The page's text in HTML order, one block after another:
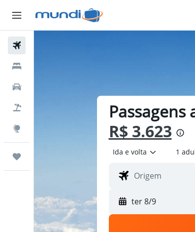
R$ 3.623
Ida e volta 1
ter 8/9